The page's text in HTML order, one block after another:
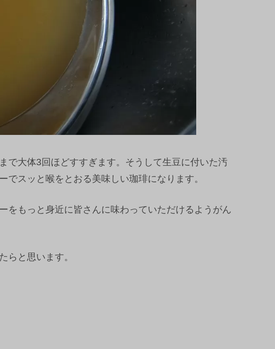
で大体3回ほどすすぎます。そうして生豆に付いた汚
スッと喉をとおる美味しい珈琲になります。
をもっと身近に皆さんに味わっていただけるようがん
らと思います。